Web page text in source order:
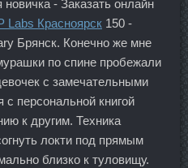
- Заказать онлайн
Labs Красноярск 150 -
Брянск. Конечно же мне
по спине пробежали
с замечательными
персональной книгой
к другим. Техника
локти под прямым
близко к туловищу.